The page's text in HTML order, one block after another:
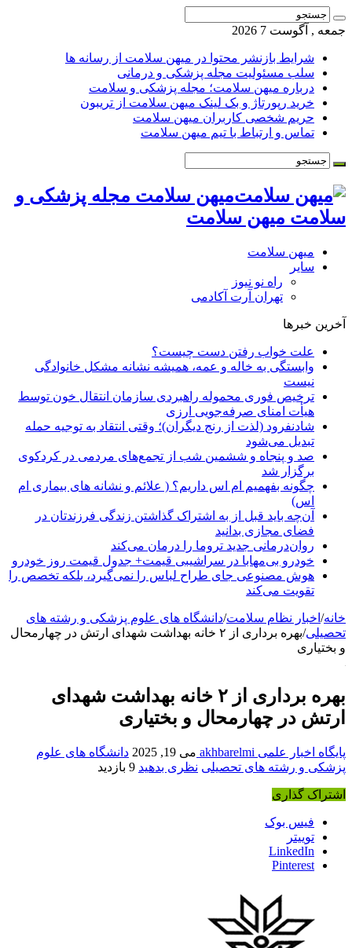
جمعه , آگوست 7 2026
شرایط بازنشر محتوا در میهن سلامت از رسانه ها
سلب مسئولیت مجله پزشکی و درمانی
درباره میهن سلامت؛ مجله پزشکی و سلامت
خرید رپورتاژ و بک لینک میهن سلامت از تریبون
حریم شخصی کاربران میهن سلامت
تماس و ارتباط با تیم میهن سلامت
میهن سلامت مجله پزشکی و
سلامت میهن سلامت
میهن سلامت
سایر
راه نو نیوز
تهران آرت آکادمی
آخرین خبرها
علت خواب رفتن دست چیست؟
وابستگی به خاله و عمه، همیشه نشانه مشکل خانوادگی
نیست
ترخیص فوری محموله راهبردی سازمان انتقال خون توسط
هیأت امنای صرفه‌جویی ارزی
شادنفرود (لذت از رنج دیگران)؛ وقتی انتقاد به توجیه حمله
تبدیل می‌شود
صد و پنجاه‌ و ششمین شب از تجمع‌های مردمی در کردکوی
برگزار شد
چگونه بفهمیم ام اس داریم؟ ( علائم و نشانه های بیماری ام
اس)
آن‌چه باید قبل از به اشتراک گذاشتن زندگی فرزندتان در
فضای مجازی بدانید
روان‌درمانی جدید تروما را درمان می‌کند
خودرو بی‌مهابا در سراشیبی قیمت+ جدول قیمت روز خودرو
هوش مصنوعی جای طراح لباس را نمی‌گیرد، بلکه تخصص را
تقویت می‌کند
خانه/ اخبار نظام سلامت/دانشگاه های علوم پزشکی و رشته های
تحصیلی/
بهره ‌برداری از ۲ خانه بهداشت شهدای ارتش در چهارمحال
و بختیاری
بهره ‌برداری از ۲ خانه بهداشت شهدای
ارتش در چهارمحال و بختیاری
پایگاه اخبار علمی akhbarelmi می 19, 2025
دانشگاه های علوم
پزشکی و رشته های تحصیلی نظری بدهید 9 بازدید
اشتراک گذاری
فیس بوک
توییتر
LinkedIn
Pinterest